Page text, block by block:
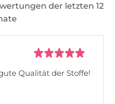
der letzten 12
Qualität der Stoffe!